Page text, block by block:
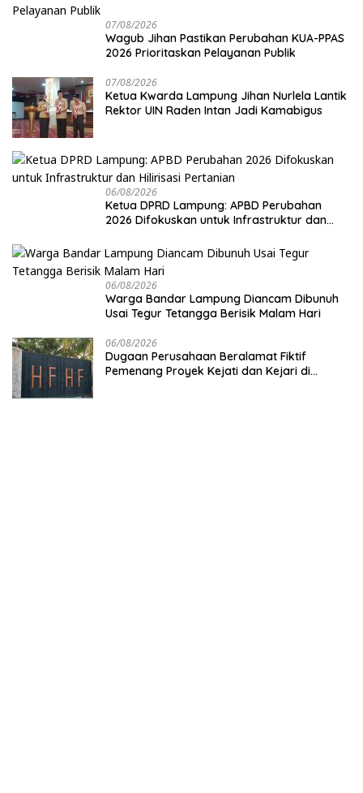
07/08/2026
Wagub Jihan Pastikan Perubahan KUA-PPAS
2026 Prioritaskan Pelayanan Publik
07/08/2026
Ketua Kwarda Lampung Jihan Nurlela Lantik
Rektor UIN Raden Intan Jadi Kamabigus
06/08/2026
Ketua DPRD Lampung: APBD Perubahan
2026 Difokuskan untuk Infrastruktur dan
06/08/2026
Warga Bandar Lampung Diancam Dibunuh
Usai Tegur Tetangga Berisik Malam Hari
06/08/2026
Dugaan Perusahaan Beralamat Fiktif
Pemenang Proyek Kejati dan Kejari di